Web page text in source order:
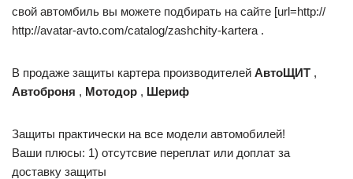
свой автомбиль вы можете подбирать на сайте [url=http://
http://avatar-avto.com/catalog/zashchity-kartera .
В продаже защиты картера производителей АвтоЩИТ ,
Автоброня , Мотодор , Шериф
Защиты практически на все модели автомобилей!
Ваши плюсы: 1) отсутсвие переплат или доплат за
доставку защиты